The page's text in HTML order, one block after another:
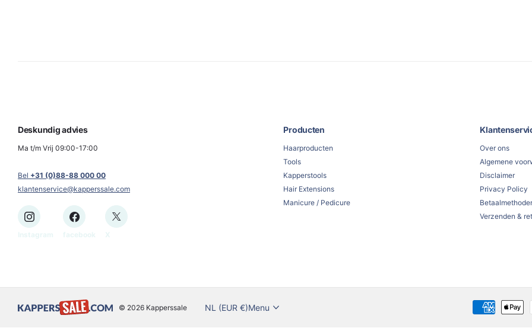
Deskundig advies
Ma t/m Vrij 09:00-17:00
Bel +31 (0)88-88 000 00
klantenservice@kapperssale.com
Producten
Haarproducten
Tools
Kapperstools
Hair Extensions
Manicure / Pedicure
Over ons
Algemene
Disclaimer
Privacy Policy
Verzenden &
© 2026 Kapperssale NL (EUR €)Menu